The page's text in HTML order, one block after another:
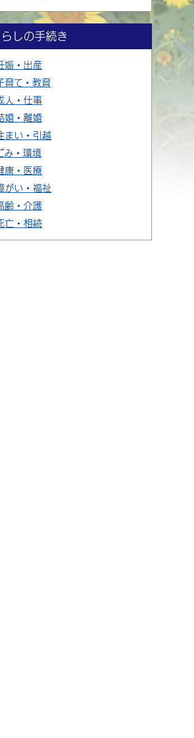
らしの手続き
娠・出産
育て・教育
人・仕事
婚・離婚
まい・引越
み・環境
康・医療
がい・福祉
齢・介護
亡・相続